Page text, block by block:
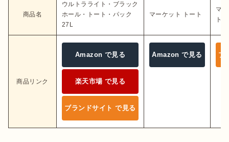
商品名
ウルトラライト・ブラック
ホール・トート・パック
27L
マーケット トート
マ
ト
商品リンク
Amazon で見る
楽天市場 で見る
ブランドサイト で見る
Amazon で見る ブ